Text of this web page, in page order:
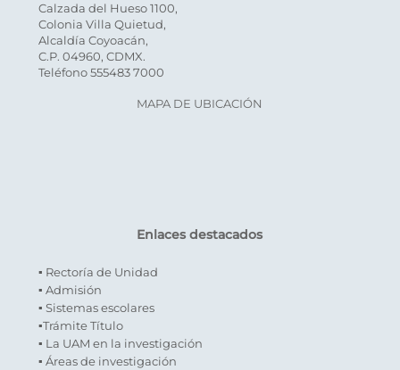
Calzada del Hueso 1100,
Colonia Villa Quietud,
Alcaldía Coyoacán,
C.P. 04960, CDMX.
Teléfono 555483 7000
MAPA DE UBICACIÓN
Enlaces destacados
▪ Rectoría de Unidad
▪ Admisión
▪ Sistemas escolares
▪Trámite Título
▪ La UAM en la investigación
▪ Áreas de investigación